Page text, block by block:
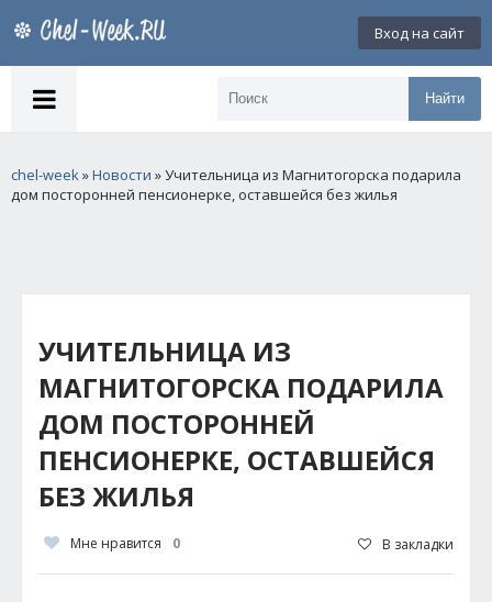
Вход на сайт
Найти
chel-week»Новости » Учительница из Магнитогорска подарила
дом посторонней пенсионерке, оставшейся без жилья
УЧИТЕЛЬНИЦА ИЗ
МАГНИТОГОРСКА ПОДАРИЛА
ДОМ ПОСТОРОННЕЙ
ПЕНСИОНЕРКЕ, ОСТАВШЕЙСЯ
БЕЗ ЖИЛЬЯ
Мне нравится 0 В закладки